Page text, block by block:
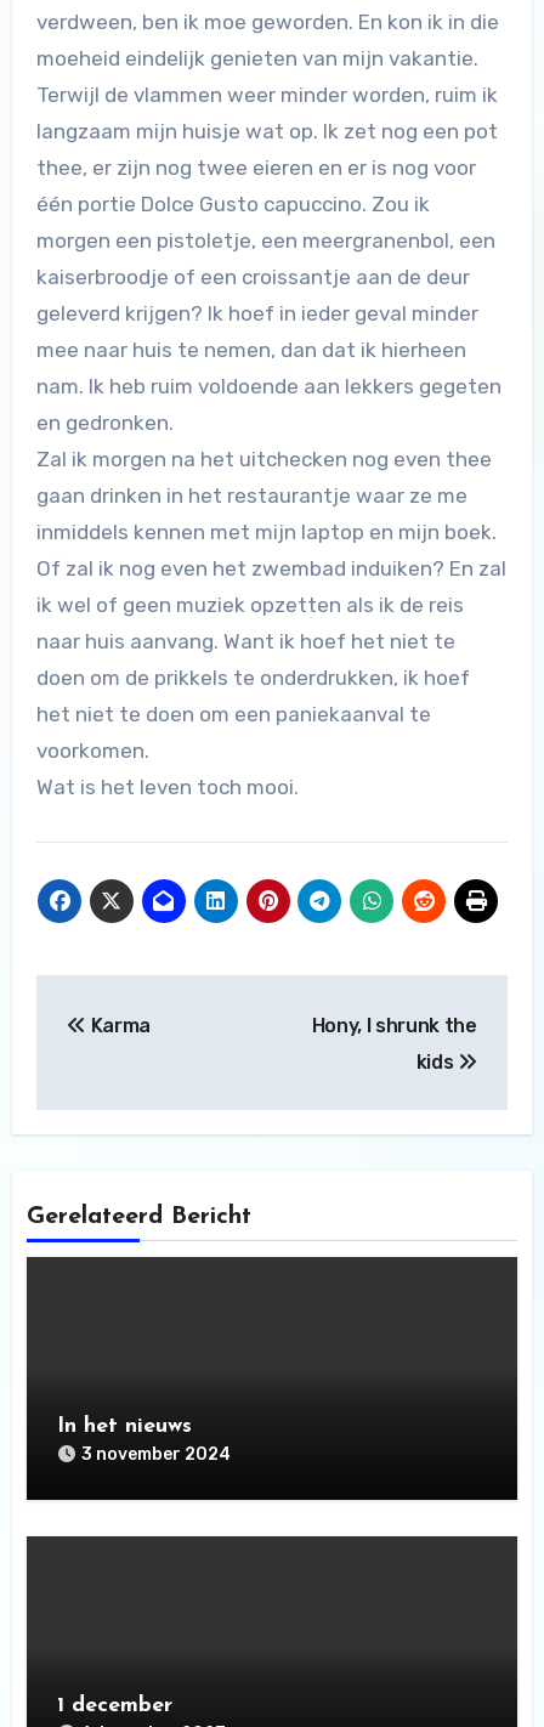
verdween, ben ik moe geworden. En kon ik in die
moeheid eindelijk genieten van mijn vakantie.
Terwijl de vlammen weer minder worden, ruim ik
langzaam mijn huisje wat op. Ik zet nog een pot
thee, er zijn nog twee eieren en er is nog voor
één portie Dolce Gusto capuccino. Zou ik
morgen een pistoletje, een meergranenbol, een
kaiserbroodje of een croissantje aan de deur
geleverd krijgen? Ik hoef in ieder geval minder
mee naar huis te nemen, dan dat ik hierheen
nam. Ik heb ruim voldoende aan lekkers gegeten
en gedronken.
Zal ik morgen na het uitchecken nog even thee
gaan drinken in het restaurantje waar ze me
inmiddels kennen met mijn laptop en mijn boek.
Of zal ik nog even het zwembad induiken? En zal
ik wel of geen muziek opzetten als ik de reis
naar huis aanvang. Want ik hoef het niet te
doen om de prikkels te onderdrukken, ik hoef
het niet te doen om een paniekaanval te
voorkomen.
Wat is het leven toch mooi.
Karma
Hony, I shrunk the
kids
Gerelateerd Bericht
In het nieuws
3 november 2024
1 december